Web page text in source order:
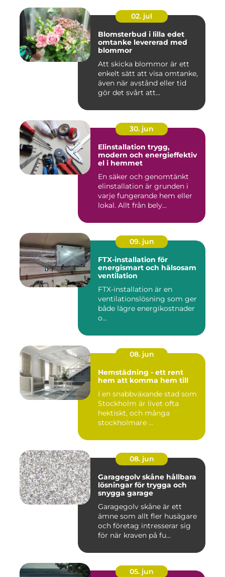
02. jul
Blomsterbud i lilla edet
omtanke levererad med
blommor
Att skicka blommor är ett
enkelt sätt att visa omtanke,
även när avstånd eller tid
gör det svårt att...
30. jun
Elinstallation trygg,
modern och energieffektiv
el i hemmet
En säker och genomtänkt
elinstallation är grunden i
varje fungerande hem eller
lokal. Allt från bely...
09. jun
FTX-installation för
energismart och hälsosam
ventilation
FTX-installation är en
ventilationslösning som ger
både lägre energikostnader
o...
08. jun
Hemstädning - ett rent
hem att komma hem till
I en snabbväxande stad som
Stockholm är livet ofta
hektiskt, och många
stockholmare ...
08. jun
Garagegolv skåne hållbara
lösningar för trygga och
snygga garage
Garagegolv skåne är ett
ämne som allt fler husägare
och företag intresserar sig
för när kraven på fu...
05. jun